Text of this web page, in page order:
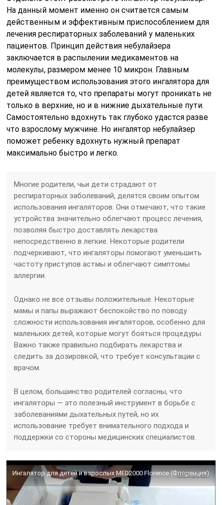
На данный момент именно он считается самым
действенным и эффективным приспособлением для
лечения респираторных заболеваний у маленьких
пациентов. Принцип действия небулайзера
заключается в распылении медикаментов на
молекулы, размером менее 10 микрон. Главным
преимуществом использования этого ингалятора для
детей является то, что препараты могут проникать не
только в верхние, но и в нижние дыхательные пути.
Самостоятельно вдохнуть так глубоко удастся разве
что взрослому мужчине. Но ингалятор небулайзер
поможет ребенку вдохнуть нужный препарат
максимально быстро и легко.
Многие родители, чьи дети страдают от
респираторных заболеваний, делятся своим опытом
использования ингаляторов. Они отмечают, что такие
устройства значительно облегчают процесс лечения,
позволяя быстро доставлять лекарства
непосредственно в легкие. Некоторые родители
подчеркивают, что ингаляторы помогают уменьшить
частоту приступов астмы и облегчают симптомы
аллергии.
Однако не все отзывы положительные. Некоторые
мамы и папы выражают беспокойство по поводу
сложности использования ингаляторов, особенно для
маленьких детей, которые могут бояться процедуры.
Важно также правильно подбирать лекарства и
следить за дозировкой, что требует консультации с
врачом.
В целом, большинство родителей согласны, что
ингаляторы — это полезный инструмент в борьбе с
заболеваниями дыхательных путей, но их
использование требует внимательного подхода и
поддержки со стороны медицинских специалистов.
Ингалятор для детей и взрослых MED2000 Florence (Флоренция)